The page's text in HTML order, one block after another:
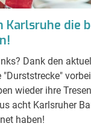
Karlsruhe die
Dank den
wieder ihre
acht Karlsruher
haben!